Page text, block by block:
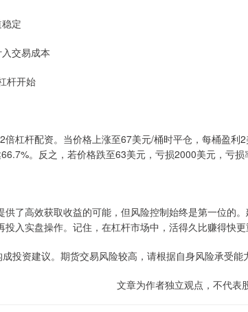
定
交易成本
杆开始
杠杆配资。当价格上涨至67美元/桶时平仓，每桶盈利
。反之，若价格跌至63美元，亏损2000美元，亏损
了高效获取收益的可能，但风险控制始终是第一位的
入实盘操作。记住，在杠杆市场中，活得久比赚得快更
投资建议。期货交易风险较高，请根据自身风险承受能
文章为作者独立观点，不代表